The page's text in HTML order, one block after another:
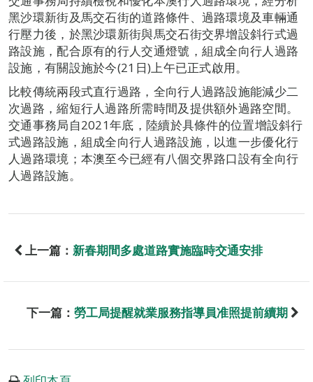
黑沙環新街及馬交石街的道路條件、過路環境及車輛通
行壓力後，於黑沙環新街與馬交石街交界增設斜行式過
路設施，配合原有的行人交通燈號，組成全向行人過路
設施，有關設施於今(21日)上午已正式啟用。
比較傳統兩段式直行過路，全向行人過路設施能減少二
次過路，縮短行人過路所需時間及提供額外過路空間。
交通事務局自2021年底，陸續於具條件的位置增設斜行
式過路設施，組成全向行人過路設施，以進一步優化行
人過路環境；本澳至今已經有八個交界路口設有全向行
人過路設施。
上一篇： 新春期間多處道路實施臨時交通安排
下一篇： 勞工局提醒就業服務指導員准照提前續期